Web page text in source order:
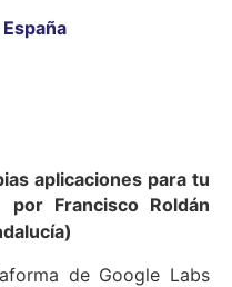
aplicaciones para tu
por Francisco Roldán
de Google Labs